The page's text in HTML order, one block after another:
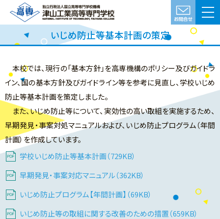
いじめ防止等基本計画の策定
本校では、現行の「基本方針」を高専機構のポリシー及びガイドラ
イン、国の基本方針及びガイドライン等を参考に見直し、学校いじめ
防止等基本計画を策定しました。
また、いじめ防止等について、実効性の高い取組を実施するため、
早期発見・事案対処マニュアルおよび、いじめ防止プログラム（年間
計画）を作成しています。
学校いじめ防止等基本計画（729KB）
早期発見・事案対応マニュアル（362KB）
いじめ防止プログラム【年間計画】（69KB）
いじめ防止等の取組に関する改善のための措置（659KB）